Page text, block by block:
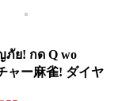
ภัย! กด Q wo
ャー麻雀! ダイヤ